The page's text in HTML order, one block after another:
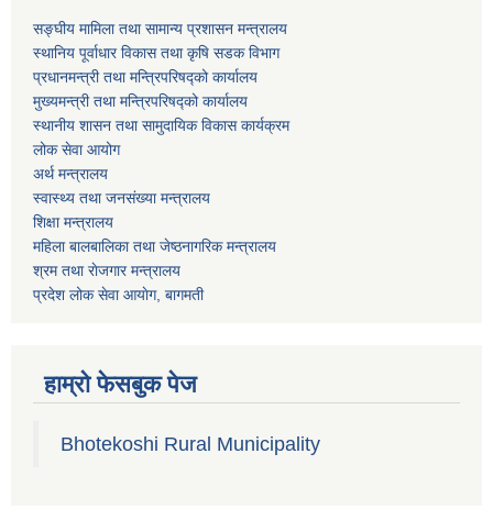
सङ्घीय मामिला तथा सामान्य प्रशासन मन्त्रालय
स्थानिय पूर्वाधार विकास तथा कृषि सडक विभाग
प्रधानमन्त्री तथा मन्त्रिपरिषद्को कार्यालय
मुख्यमन्त्री तथा मन्त्रिपरिषद्को कार्यालय
स्थानीय शासन तथा सामुदायिक विकास कार्यक्रम
लोक सेवा आयोग
अर्थ मन्त्रालय
स्वास्थ्य तथा जनस‌ंख्या मन्त्रालय
शिक्षा मन्त्रालय
महिला बालबालिका तथा जेष्ठनागरिक मन्त्रालय
श्रम तथा राेजगार मन्त्रालय
प्रदेश लोक सेवा आयाेग, बागमती
हाम्रो फेसबुक पेज
Bhotekoshi Rural Municipality